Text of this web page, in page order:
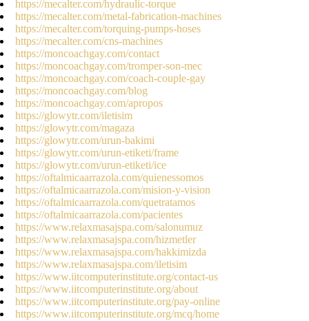
https://mecalter.com/hydraulic-torque
https://mecalter.com/metal-fabrication-machines
https://mecalter.com/torquing-pumps-hoses
https://mecalter.com/cns-machines
https://moncoachgay.com/contact
https://moncoachgay.com/tromper-son-mec
https://moncoachgay.com/coach-couple-gay
https://moncoachgay.com/blog
https://moncoachgay.com/apropos
https://glowytr.com/iletisim
https://glowytr.com/magaza
https://glowytr.com/urun-bakimi
https://glowytr.com/urun-etiketi/frame
https://glowytr.com/urun-etiketi/ice
https://oftalmicaarrazola.com/quienessomos
https://oftalmicaarrazola.com/mision-y-vision
https://oftalmicaarrazola.com/quetratamos
https://oftalmicaarrazola.com/pacientes
https://www.relaxmasajspa.com/salonumuz
https://www.relaxmasajspa.com/hizmetler
https://www.relaxmasajspa.com/hakkimizda
https://www.relaxmasajspa.com/iletisim
https://www.iitcomputerinstitute.org/contact-us
https://www.iitcomputerinstitute.org/about
https://www.iitcomputerinstitute.org/pay-online
https://www.iitcomputerinstitute.org/mcq/home